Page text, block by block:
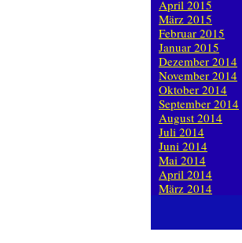
April 2015
März 2015
Februar 2015
Januar 2015
Dezember 2014
November 2014
Oktober 2014
September 2014
August 2014
Juli 2014
Juni 2014
Mai 2014
April 2014
März 2014